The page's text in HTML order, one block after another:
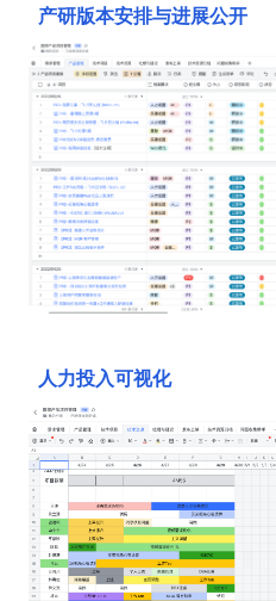
  产研版本安排与进展公开
  人力投入可视化